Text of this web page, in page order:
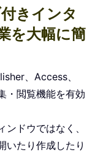
きインタ
を大幅に簡
、Access、
・閲覧機能を有効
ドウではなく、
いたり作成したり